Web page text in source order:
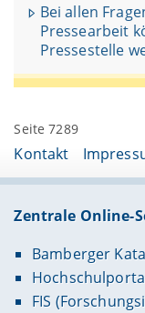
Bei allen
Pressearbeit
Pressestelle
Seite 7289
Kontakt
Zentrale Online-
Bamberger
FIS